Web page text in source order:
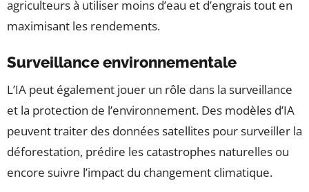
agriculteurs à utiliser moins d’eau et d’engrais tout en
maximisant les rendements.
Surveillance environnementale
L’IA peut également jouer un rôle dans la surveillance
et la protection de l’environnement. Des modèles d’IA
peuvent traiter des données satellites pour surveiller la
déforestation, prédire les catastrophes naturelles ou
encore suivre l’impact du changement climatique.